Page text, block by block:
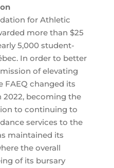
for Athletic
more than $25
5,000 student-
In order to better
of elevating
FAEQ changed its
2022, becoming the
to continuing to
services to the
maintained its
the overall
of its bursary